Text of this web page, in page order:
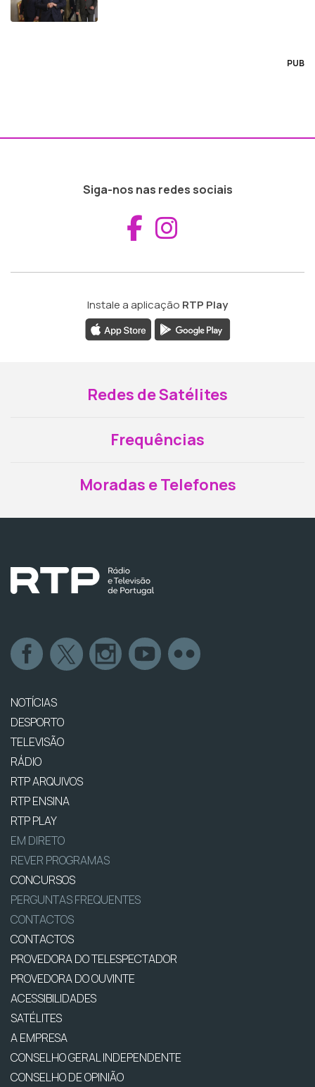
PUB
Siga-nos nas redes sociais
Aceder ao
Instale a aplicação RTP Play
Redes de Satélites
Frequências
Moradas e Telefones
NOTÍCIAS
DESPORTO
TELEVISÃO
RÁDIO
RTP ARQUIVOS
RTP ENSINA
RTP PLAY
EM DIRETO
REVER PROGRAMAS
CONCURSOS
PERGUNTAS FREQUENTES
CONTACTOS
CONTACTOS
PROVEDORA DO TELESPECTADOR
PROVEDORA DO OUVINTE
ACESSIBILIDADES
SATÉLITES
A EMPRESA
CONSELHO GERAL INDEPENDENTE
CONSELHO DE OPINIÃO